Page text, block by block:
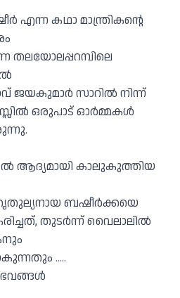
കഥാ മാന്ത്രികൻ്റെ
തലയോലപ്പറമ്പിലെ
ജയകുമാർ സാറിൽ നിന്ന്
ഒരുപാട് ഓർമ്മകൾ
ആദ്യമായി കാലുകുത്തിയ
ബഷീർക്കയെ
തുടർന്ന് വൈലാലിൽ
…..